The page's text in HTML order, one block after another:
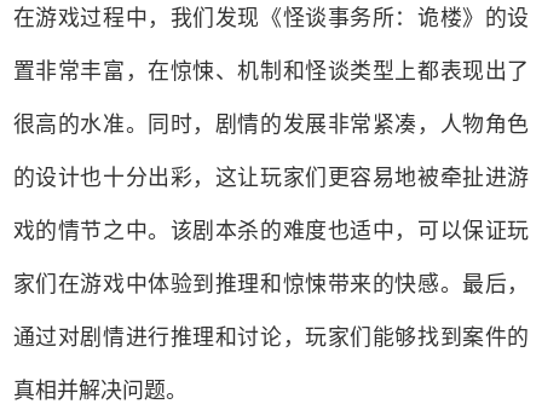
在游戏过程中，我们发现《怪谈事务所：诡楼》的设
置非常丰富，在惊悚、机制和怪谈类型上都表现出了
很高的水准。同时，剧情的发展非常紧凑，人物角色
的设计也十分出彩，这让玩家们更容易地被牵扯进游
戏的情节之中。该剧本杀的难度也适中，可以保证玩
家们在游戏中体验到推理和惊悚带来的快感。最后，
通过对剧情进行推理和讨论，玩家们能够找到案件的
真相并解决问题。